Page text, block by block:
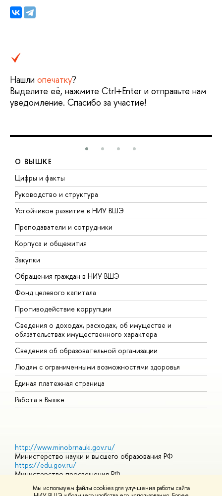
Мы используем файлы cookies для улучшения работы сайта
Нашли опечатку?
ыделите её, нажмите Ctrl+Enter и отправьте нам
уведомление. Спасибо за участие!
О ВЫШКЕ
Цифры и факты
Руководство и структура
Устойчивое развитие в НИУ ВШЭ
Преподаватели и сотрудники
Корпуса и общежития
Закупки
Обращения граждан в НИУ ВШЭ
Фонд целевого капитала
Противодействие коррупции
Сведения о доходах, расходах, об имуществе и
обязательствах имущественного характера
Сведения об образовательной организации
Людям с ограниченными возможностями здоровья
Единая платежная страница
Работа в Вышке
http://www.minobrnauki.gov.ru/
Министерство науки и высшего образования РФ
https://edu.gov.ru/
Министерство просвещения РФ
https://elearning.hse.ru/mooc
Массовые открытые онлайн-курсы